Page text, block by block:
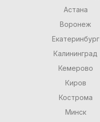
Астана
Воронеж
Екатеринбург
Калининград
Кемерово
Киров
Кострома
Минск